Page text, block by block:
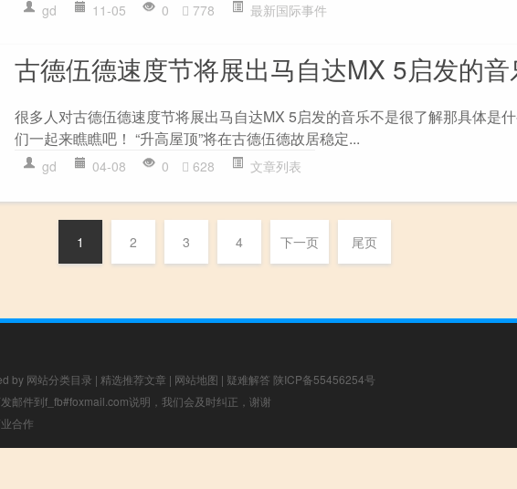
gd 11-05 0 778 最新国际事件
古德伍德速度节将展出马自达MX 5启发的音
很多人对古德伍德速度节将展出马自达MX 5启发的音乐不是很了解那具体是
们一起来瞧瞧吧！ “升高屋顶”将在古德伍德故居稳定...
gd 04-08 0 628 文章列表
1 2 3 4 下一页 尾页
by 网站分类目录 | 精选推荐文章 | 网站地图 | 疑难解答 陕ICP备55456254号
邮件到f_fb#foxmail.com说明，我们会及时纠正，谢谢
合作